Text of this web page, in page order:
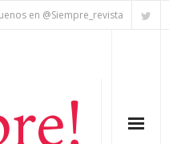
en @Siempre_revista